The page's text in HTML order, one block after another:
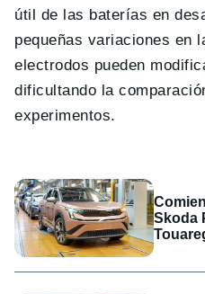
útil de las baterías en
pequeñas variaciones en
electrodos pueden
dificultando la
experimentos.
Skoda